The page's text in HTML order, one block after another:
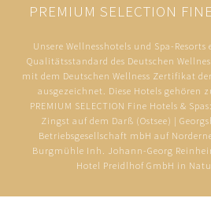
PREMIUM SELECTION
Unsere Wellnesshotels und Spa-
Qualitätsstandard des Deutschen
mit dem Deutschen Wellness Zertifikat
ausgezeichnet. Diese Hotels gehören
PREMIUM SELECTION Fine Hotels &
Zingst auf dem Darß (Ostsee) |
Betriebsgesellschaft mbH auf
Burgmühle Inh. Johann-Georg
Hotel Preidlhof GmbH in